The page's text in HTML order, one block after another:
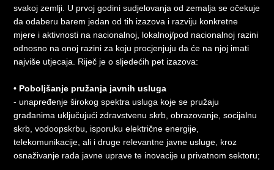
svakoj zemlji. U prvoj godini sudjelovanja od zemalja se očekuje
da odaberu barem jedan od tih izazova i razviju konkretne
mjere i aktivnosti na nacionalnoj, lokalnoj/pod nacionalnoj razini
odnosno na onoj razini za koju procjenjuju da će na njoj imati
najviše utjecaja. Riječ je o sljedećih pet izazova:
• Poboljšanje pružanja javnih usluga
- unapređenje širokog spektra usluga koje se pružaju
građanima uključujući zdravstvenu skrb, obrazovanje, socijalnu
skrb, vodoopskrbu, isporuku električne energije,
telekomunikacije, ali i druge relevantne javne usluge, kroz
osnaživanje rada javne uprave te inovacije u privatnom sektoru;